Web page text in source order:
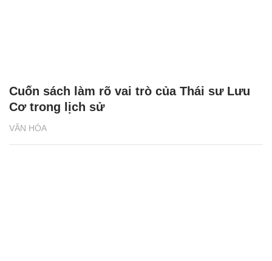
VĂN HÓA
Cuốn sách làm rõ vai trò của Thái sư Lưu
Cơ trong lịch sử